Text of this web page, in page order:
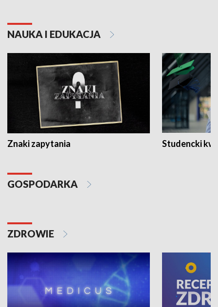
NAUKA I EDUKACJA
Znaki zapytania Studencki
GOSPODARKA
ZDROWIE